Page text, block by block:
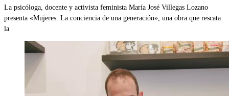
La psicóloga, docente y activista feminista María José Villegas Lozano
presenta «Mujeres. La conciencia de una generación», una obra que rescata
la